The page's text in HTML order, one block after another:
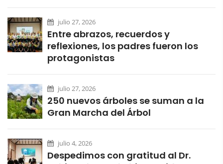
julio 27, 2026
Entre abrazos, recuerdos y
reflexiones, los padres fueron los
protagonistas
julio 27, 2026
250 nuevos árboles se suman a la
Gran Marcha del Árbol
julio 4, 2026
Despedimos con gratitud al Dr.